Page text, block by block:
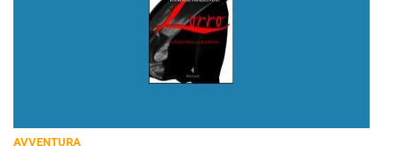
AVVENTURA